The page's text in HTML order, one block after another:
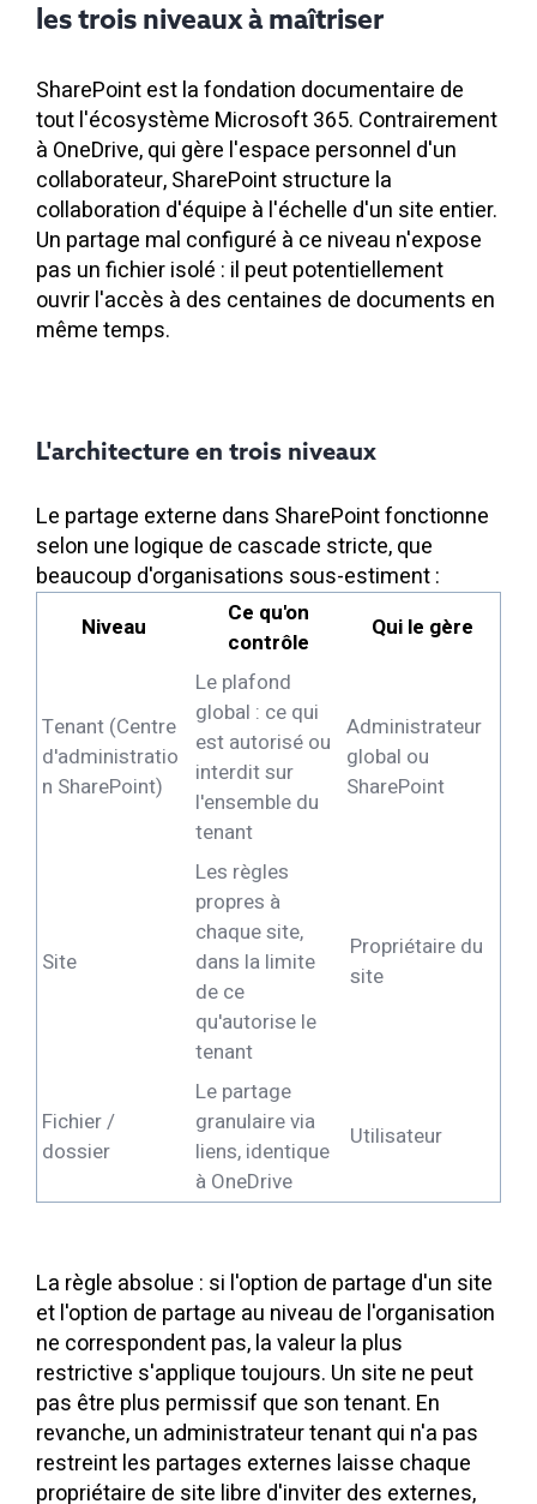
les trois niveaux à maîtriser
SharePoint est la fondation documentaire de
tout l'écosystème Microsoft 365. Contrairement
à OneDrive, qui gère l'espace personnel d'un
collaborateur, SharePoint structure la
collaboration d'équipe à l'échelle d'un site entier.
Un partage mal configuré à ce niveau n'expose
pas un fichier isolé : il peut potentiellement
ouvrir l'accès à des centaines de documents en
même temps.
L'architecture en trois niveaux
Le partage externe dans SharePoint fonctionne
selon une logique de cascade stricte, que
beaucoup d'organisations sous-estiment :
Niveau
Ce qu'on
contrôle
Qui le gère
Tenant (Centre
d'administratio
n SharePoint)
Le plafond
global : ce qui
est autorisé ou
interdit sur
l'ensemble du
tenant
Administrateur
global ou
SharePoint
Site
Les règles
propres à
chaque site,
dans la limite
de ce
qu'autorise le
tenant
Propriétaire du
site
Fichier /
dossier
Le partage
granulaire via
liens, identique
à OneDrive
Utilisateur
La règle absolue : si l'option de partage d'un site
et l'option de partage au niveau de l'organisation
ne correspondent pas, la valeur la plus
restrictive s'applique toujours. Un site ne peut
pas être plus permissif que son tenant. En
revanche, un administrateur tenant qui n'a pas
restreint les partages externes laisse chaque
propriétaire de site libre d'inviter des externes,